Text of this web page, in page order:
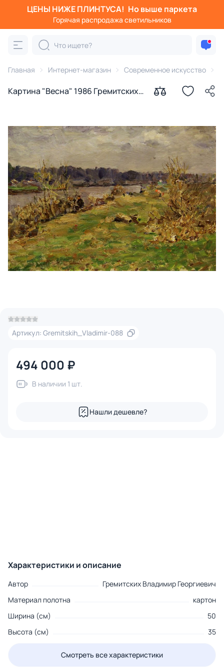
ЦЕНЫ НИЖЕ ПЛИНТУСА! Но выше паркета
Горячая распродажа светильников
Главная Интернет-магазин Современное искусство
Картина "Весна" 1986 Гремитских
Артикул: Gremitskih_Vladimir-088
494 000 ₽
В наличии 1 шт.
Нашли дешевле?
Характеристики и описание
Автор
Гремитских Владимир Георгиевич
Материал полотна
картон
Ширина (см)
50
Высота (см)
35
Смотреть все характеристики